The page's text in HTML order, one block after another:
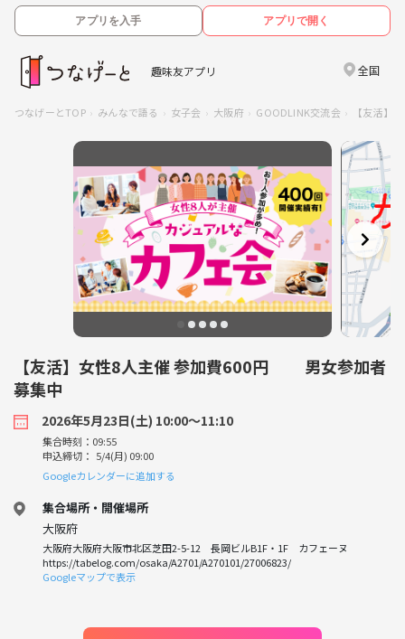
アプリを入手 アプリで開く
趣味友アプリ 全国
つなげーとTOP みんなで語る 女子会 大阪府 GOODLINK交流会 【友活】
【友活】女性8人主催 参加費600円 男女参加者
募集中
2026年5月23日(土) 10:00〜11:10
集合時刻：09:55
申込締切： 5/4(月) 09:00
Googleカレンダーに追加する
集合場所・開催場所
大阪府
大阪府大阪府大阪市北区芝田2-5-12 長岡ビルB1F・1F カフェーヌ
https://tabelog.com/osaka/A2701/A270101/27006823/
Googleマップで表示